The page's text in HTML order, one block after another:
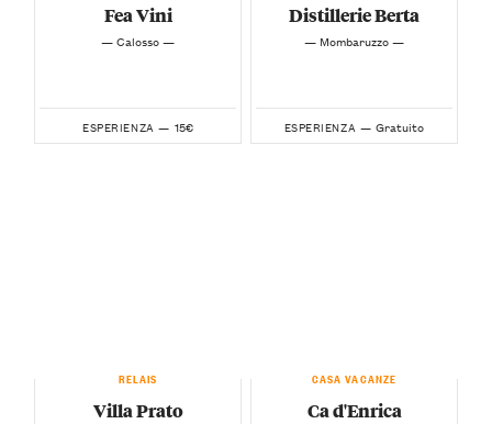
Fea Vini
— Calosso —
ESPERIENZA — 15€
Distillerie Berta
— Mombaruzzo —
ESPERIENZA — Gratuito
RELAIS
Villa Prato
CASA VACANZE
Ca d'Enrica